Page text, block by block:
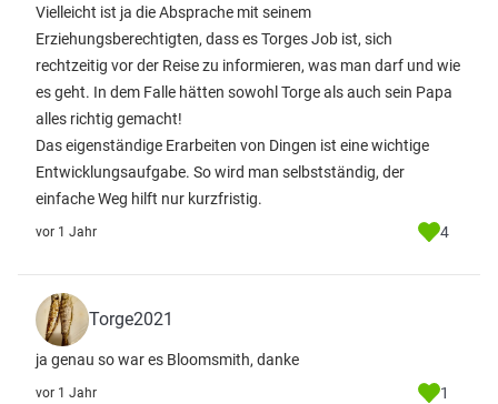
Vielleicht ist ja die Absprache mit seinem
Erziehungsberechtigten, dass es Torges Job ist, sich
rechtzeitig vor der Reise zu informieren, was man darf und wie
es geht. In dem Falle hätten sowohl Torge als auch sein Papa
alles richtig gemacht!
Das eigenständige Erarbeiten von Dingen ist eine wichtige
Entwicklungsaufgabe. So wird man selbstständig, der
einfache Weg hilft nur kurzfristig.
vor 1 Jahr 4
Torge2021
ja genau so war es Bloomsmith, danke
vor 1 Jahr 1